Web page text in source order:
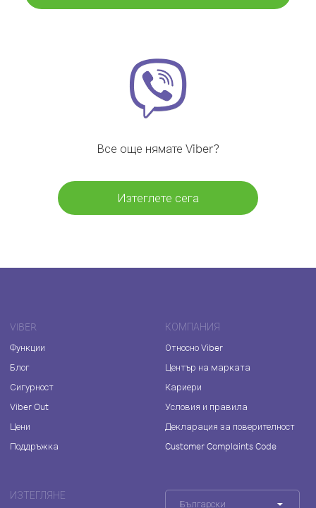
Все още нямате Viber?
Изтеглете сега
VIBER
Функции
Блог
Сигурност
Viber Out
Цени
Поддръжка
КОМПАНИЯ
Относно Viber
Център на марката
Кариери
Условия и правила
Декларация за поверителност
Customer Complaints Code
ИЗТЕГЛЯНЕ
Български